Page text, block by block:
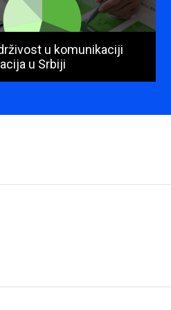
u komunikaciji
u Srbiji